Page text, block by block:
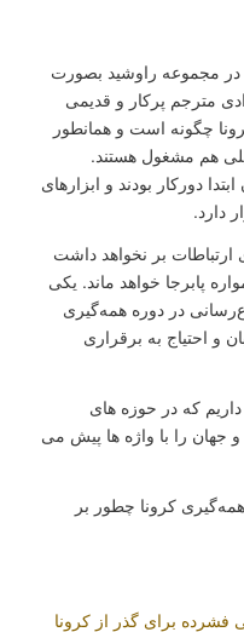
در مجموعه راوشید بصورت
مترجم پرکار و قدیمی
چگونه است و همانطور
هم مشغول هستند.
دورکار بودند و ابزارهای
دارد.
بر نخواهد داشت
پابرجا خواهد ماند. یکی
در دوره همه‌گیری
و احتیاج به برقراری
که در حوزه های
جهان را با واژه ها پیش می
کرونا چطور بر
فشرده برای گذر از کرونا